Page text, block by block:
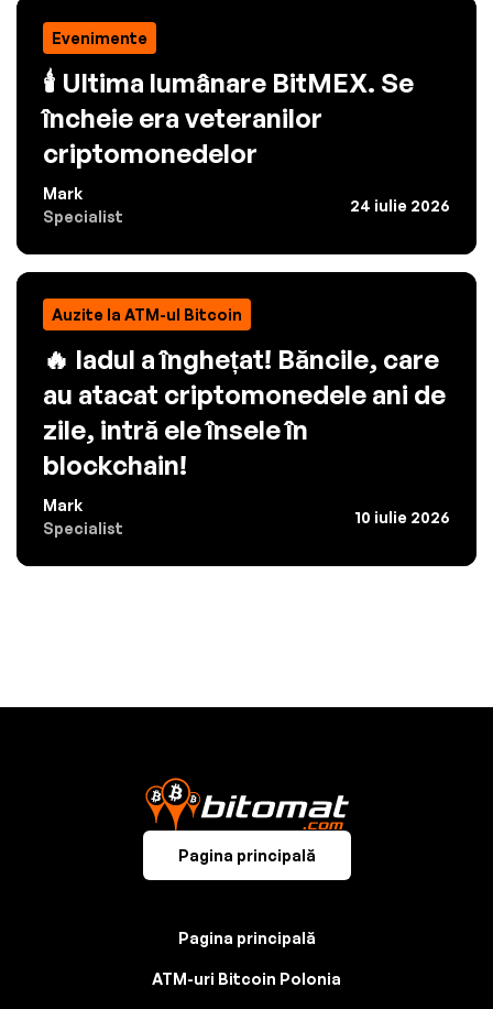
Evenimente
🕯️ Ultima lumânare BitMEX. Se
încheie era veteranilor
criptomonedelor
Mark
Specialist
24 iulie 2026
Auzite la ATM-ul Bitcoin
🔥 Iadul a înghețat! Băncile, care
au atacat criptomonedele ani de
zile, intră ele însele în
blockchain!
Mark
Specialist
10 iulie 2026
Pagina principală
Pagina principală
ATM-uri Bitcoin Polonia